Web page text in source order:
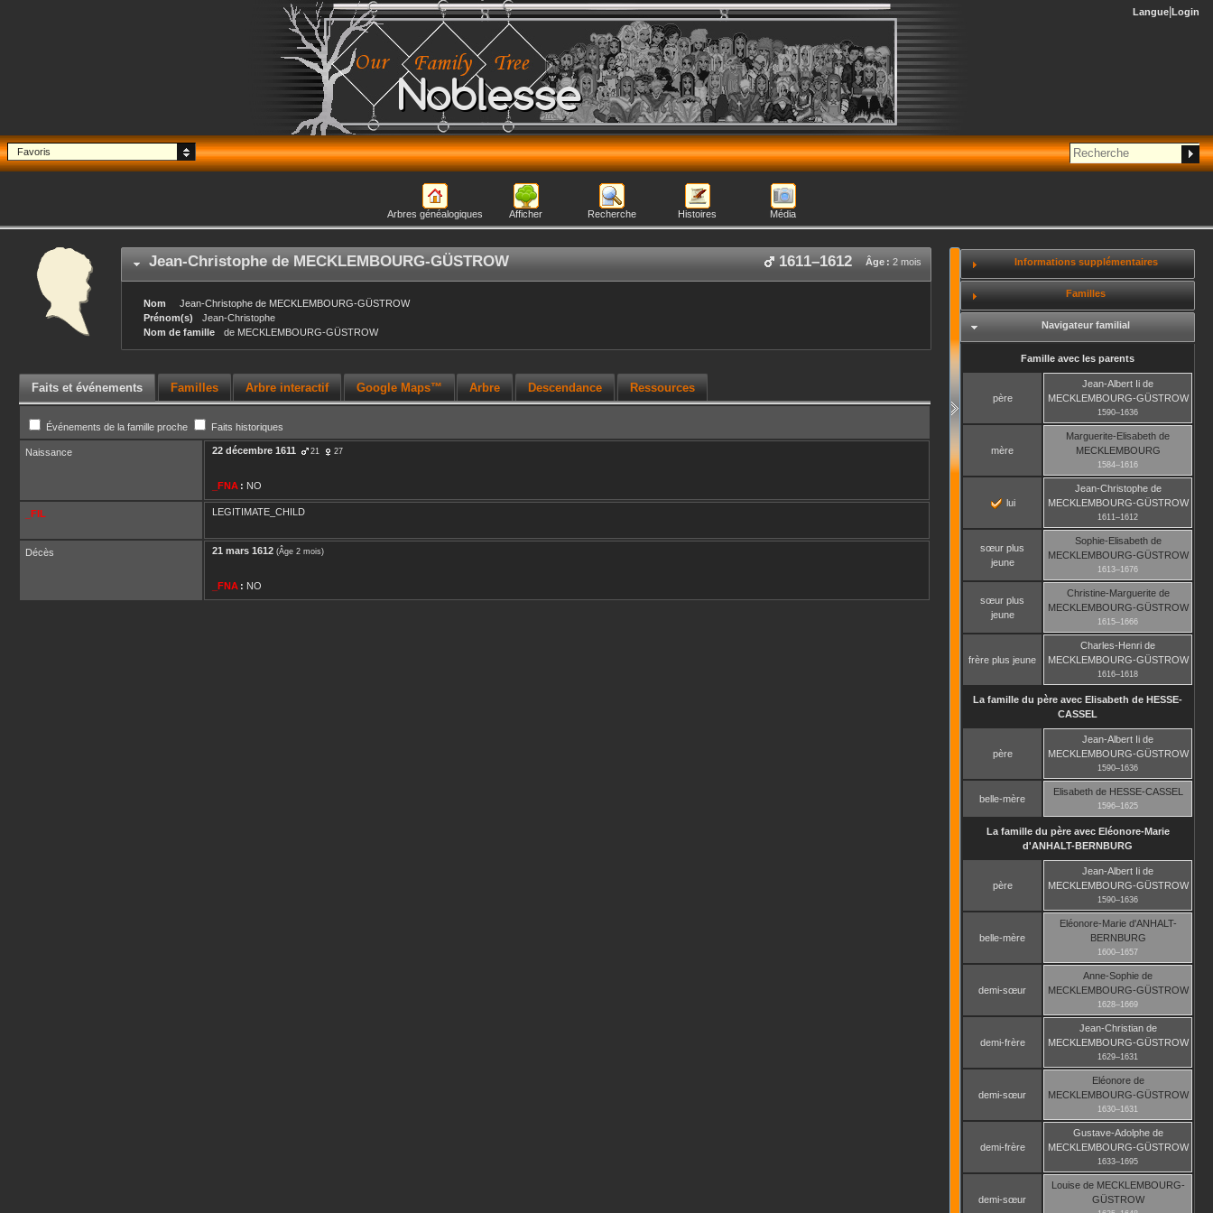
Noblesse
Langue Login
Favoris
Arbres généalogiques Afficher Recherche Histoires Média
Jean-Christophe de MECKLEMBOURG-GÜSTROW Âge : 2 mois
1611–1612
Nom Jean-Christophe de MECKLEMBOURG-GÜSTROW
Prénom(s)
Jean-Christophe
Nom de famille
de MECKLEMBOURG-GÜSTROW
Faits et événements Familles Arbre interactif Google Maps™ Arbre Descendance Ressources
Événements de la famille proche Faits historiques
Naissance 22 décembre 1611 21 27
_FNA : NO
_FIL LEGITIMATE_CHILD
Décès 21 mars 1612 (Âge 2 mois)
_FNA : NO
Informations supplémentaires
Familles
Navigateur familial
Famille avec les parents
père
Jean-Albert Ii de
MECKLEMBOURG-GÜSTROW
1590–1636
mère
Marguerite-Elisabeth de
MECKLEMBOURG
1584–1616
lui
Jean-Christophede
MECKLEMBOURG-GÜSTROW
1611–1612
sœur plus
jeune
Sophie-Elisabethde
MECKLEMBOURG-GÜSTROW
1613–1676
sœur plus
jeune
Christine-Margueritede
MECKLEMBOURG-GÜSTROW
1615–1666
frère plus jeune
Charles-Henri de
MECKLEMBOURG-GÜSTROW
1616–1618
La famille du père avec Elisabeth de HESSE-
CASSEL
père
Jean-Albert Ii de
MECKLEMBOURG-GÜSTROW
1590–1636
belle-mère
Elisabethde HESSE-CASSEL
1596–1625
La famille du père avec Eléonore-Marie
d'ANHALT-BERNBURG
père
Jean-Albert Ii de
MECKLEMBOURG-GÜSTROW
1590–1636
belle-mère
Eléonore-Maried'ANHALT-
BERNBURG
1600–1657
demi-sœur
Anne-Sophie de
MECKLEMBOURG-GÜSTROW
1628–1669
demi-frère
Jean-Christiande
MECKLEMBOURG-GÜSTROW
1629–1631
demi-sœur
Eléonorede
MECKLEMBOURG-GÜSTROW
1630–1631
demi-frère
Gustave-Adolphede
MECKLEMBOURG-GÜSTROW
1633–1695
demi-sœur
Louisede MECKLEMBOURG-
GÜSTROW